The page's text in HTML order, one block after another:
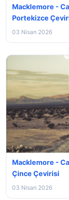
Macklemore -
Portekizce
03 Nisan 2026
Macklemore -
Çince Çevirisi
03 Nisan 2026